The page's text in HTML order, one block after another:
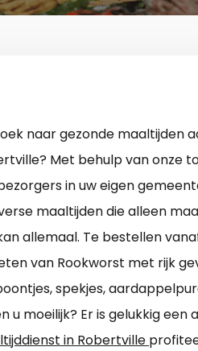
naar gezonde maaltijden
Met behulp van onze
in uw eigen
maaltijden die alleen
allemaal. Te bestellen
van Rookworst met rijk
spekjes,
u moeilijk? Er is gelukkig
in Robertville